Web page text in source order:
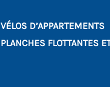
VÉLOS D’APPARTEMENTS
PLANCHES FLOTTANTES